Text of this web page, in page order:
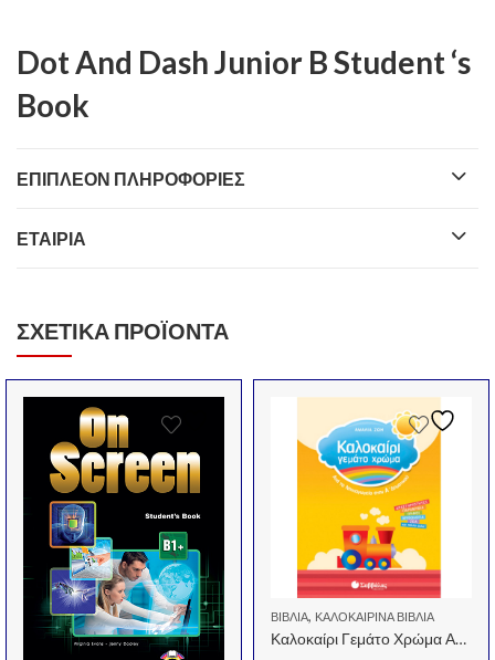
Dot And Dash Junior B Student ‘s
Book
ΕΠΙΠΛΈΟΝ ΠΛΗΡΟΦΟΡΊΕΣ
ΕΤΑΙΡΊΑ
ΣΧΕΤΙΚΆ ΠΡΟΪΌΝΤΑ
ΒΙΒΛΊΑ, ΚΑΛΟΚΑΙΡΙΝΆ ΒΙΒΛΊΑ
Καλοκαίρι Γεμάτο Χρώμα Από Το Νηπιαγωγείο Στην Α’ Δημοτικού